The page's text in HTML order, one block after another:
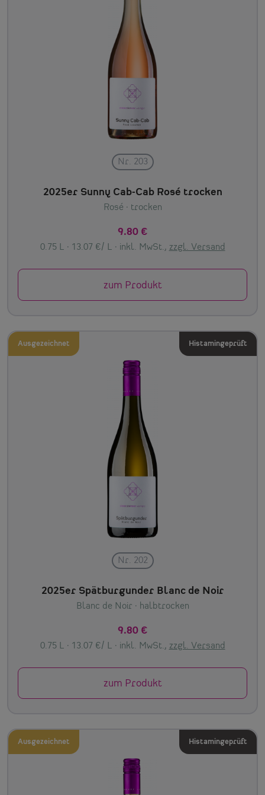
Nr. 203
2025er Sunny Cab-Cab Rosé trocken
Rosé · trocken
9.80 €
0.75 L · 13.07 €/ L · inkl. MwSt., zzgl. Versand
zum Produkt
Ausgezeichnet Histamingeprüft
Nr. 202
2025er Spätburgunder Blanc de Noir
Blanc de Noir · halbtrocken
9.80 €
0.75 L · 13.07 €/ L · inkl. MwSt., zzgl. Versand
zum Produkt
Ausgezeichnet Histamingeprüft